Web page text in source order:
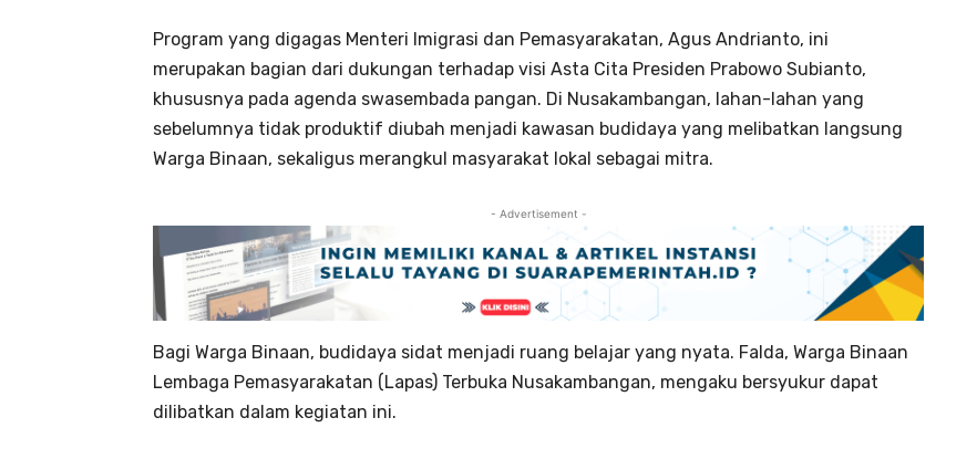
Program yang digagas Menteri Imigrasi dan Pemasyarakatan, Agus Andrianto, ini
merupakan bagian dari dukungan terhadap visi Asta Cita Presiden Prabowo Subianto,
khususnya pada agenda swasembada pangan. Di Nusakambangan, lahan-lahan yang
sebelumnya tidak produktif diubah menjadi kawasan budidaya yang melibatkan langsung
Warga Binaan, sekaligus merangkul masyarakat lokal sebagai mitra.
- Advertisement -
Bagi Warga Binaan, budidaya sidat menjadi ruang belajar yang nyata. Falda, Warga Binaan
Lembaga Pemasyarakatan (Lapas) Terbuka Nusakambangan, mengaku bersyukur dapat
dilibatkan dalam kegiatan ini.